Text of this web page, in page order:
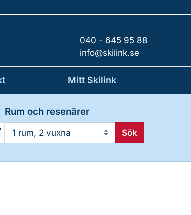
040 - 645 95 88
info@skilink.se
Mitt Skilink
Rum och resenärer
1 rum, 2 vuxna Sök